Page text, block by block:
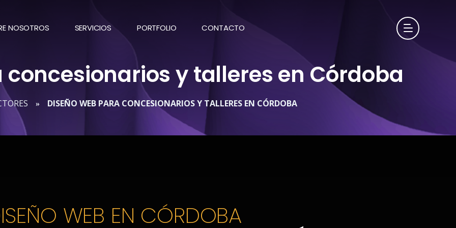
NOSOTROS SERVICIOS PORTFOLIO CONTACTO
concesionarios y talleres en Córdoba
» DISEÑO WEB PARA CONCESIONARIOS Y TALLERES EN CÓRDOBA
WEB EN CÓRDOBA